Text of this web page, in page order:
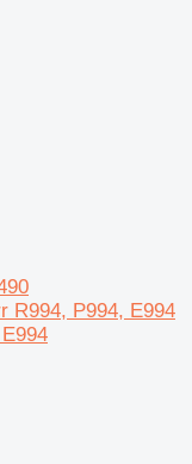
R994, P994, E994